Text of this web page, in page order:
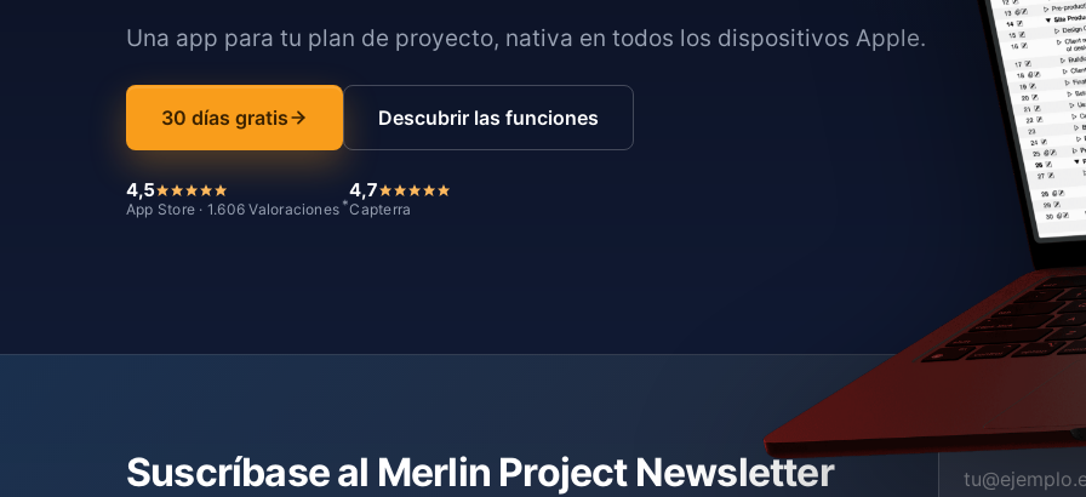
Una app para tu plan de proyecto, nativa en todos los dispositivos Apple.
30 días gratis Descubrir las funciones
4,5
App Store · 1.606 Valoraciones *
4,7
Capterra
Suscríbase al Merlin Project Newsletter